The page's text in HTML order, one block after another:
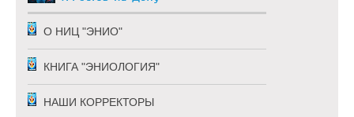
О НИЦ "ЭНИО"
КНИГА "ЭНИОЛОГИЯ"
НАШИ КОРРЕКТОРЫ